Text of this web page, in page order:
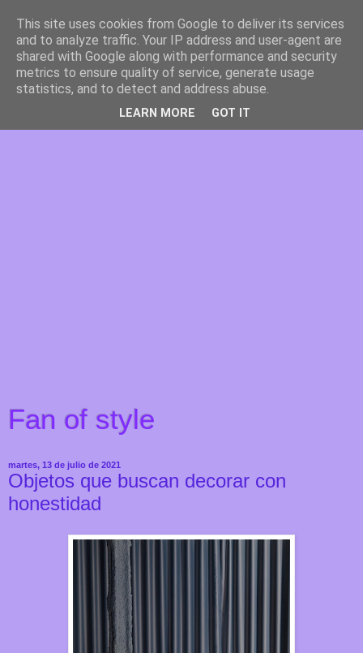
Fan of style
martes, 13 de julio de 2021
Objetos que buscan decorar con
honestidad
This site uses cookies from Google to deliver its services
and to analyze traffic. Your IP address and user-agent are
shared with Google along with performance and security
metrics to ensure quality of service, generate usage
statistics, and to detect and address abuse.
LEARN MORE GOT IT